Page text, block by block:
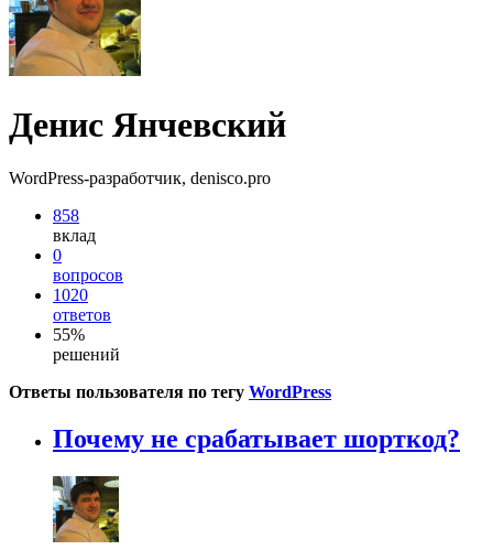
Денис Янчевский
WordPress-разработчик, denisco.pro
858
вклад
0
вопросов
1020
ответов
55%
решений
Ответы пользователя по тегу WordPress
Почему не срабатывает шорткод?